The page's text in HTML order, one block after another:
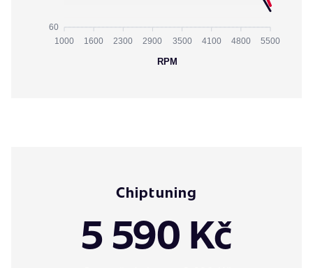
60
1000 1600 2300 2900 3500 4100 4800 5500
RPM
Chiptuning
5 590 Kč